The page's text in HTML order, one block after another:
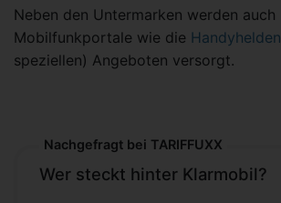
Neben den Untermarken werden auch
Mobilfunkportale wie die Handyhelden
speziellen) Angeboten versorgt.
Nachgefragt bei TARIFFUXX
Wer steckt hinter Klarmobil?